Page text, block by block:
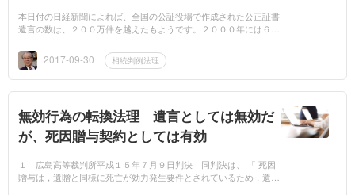
本日付の日経新聞によれば、全国の公証役場で作成された公正証書
遺言の数は、２００万件を越えたもようです。２０００年には６万
があります。...
2017-09-30 相続判例法理
無効行為の転換法理 遺言としては無効だ
が、死因贈与契約としては有効
１ 広島高等裁判所平成１５年７月９日判決 同判決は、 「 死因
贈与は，遺贈と同様に死亡が効力発生要件とされているため，遺贈